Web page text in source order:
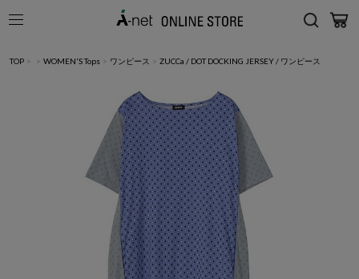
TOP > > WOMEN'S Tops > ワンピース > ZUCCa / DOT DOCKING JERSEY / ワンピース